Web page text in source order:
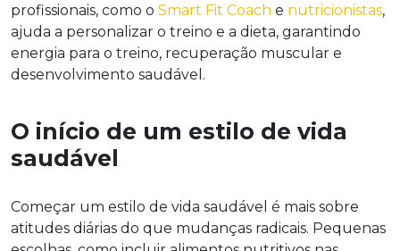
profissionais, como o Smart Fit Coach e nutricionistas,
ajuda a personalizar o treino e a dieta, garantindo
energia para o treino, recuperação muscular e
desenvolvimento saudável.
O início de um estilo de vida
saudável
Começar um estilo de vida saudável é mais sobre
atitudes diárias do que mudanças radicais. Pequenas